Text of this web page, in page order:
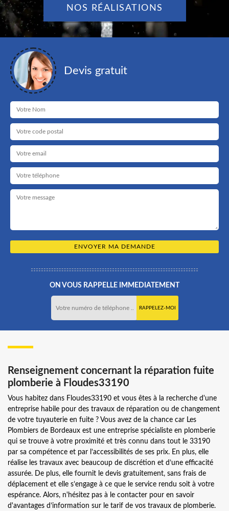
NOS RÉALISATIONS
Devis gratuit
ON VOUS RAPPELLE IMMEDIATEMENT
Renseignement concernant la réparation fuite
plomberie à Floudes33190
Vous habitez dans Floudes33190 et vous êtes à la recherche d'une
entreprise habile pour des travaux de réparation ou de changement
de votre tuyauterie en fuite ? Vous avez de la chance car Les
Plombiers de Bordeaux est une entreprise spécialiste en plomberie
qui se trouve à votre proximité et très connu dans tout le 33190
par sa compétence et par l’accessibilités de ses prix. En plus, elle
réalise les travaux avec beaucoup de discrétion et d’une efficacité
assurée. De plus, elle fournit le devis gratuitement, sans frais de
déplacement et elle s’engage à ce que le service rendu soit à votre
espérance. Alors, n'hésitez pas à le contacter pour en savoir
d'avantages d’information sur le tarif de vos travaux de plomberie.